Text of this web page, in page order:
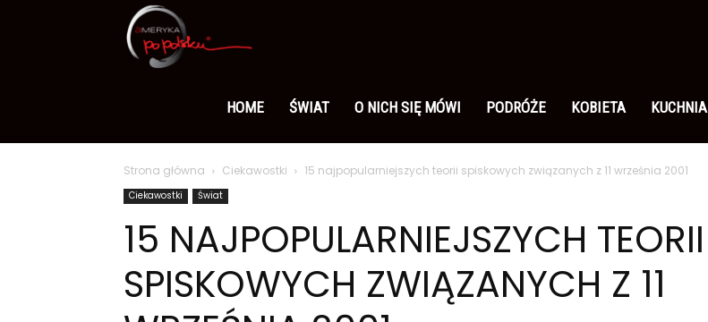
po
polsku
HOME ŚWIAT O NICH SIĘ MÓWI PODRÓŻE KOBIETA KUCHNIA
Strona główna Ciekawostki 15 najpopularniejszych teorii spiskowych związanych z 11 września 2001
Ciekawostki Świat
15 NAJPOPULARNIEJSZYCH TEORII
SPISKOWYCH ZWIĄZANYCH Z 11